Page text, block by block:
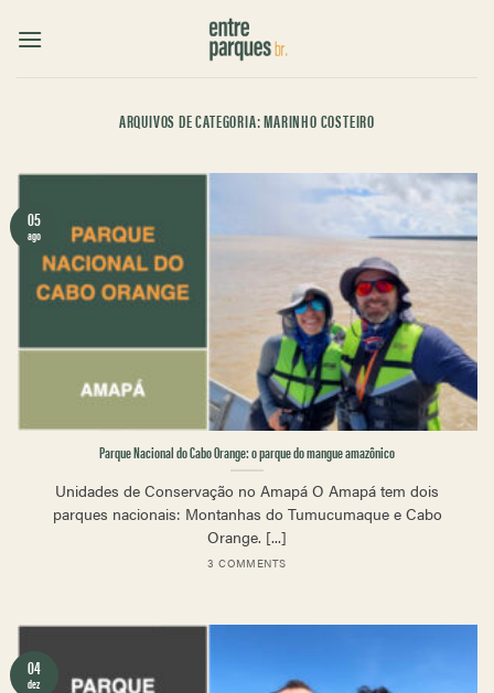
ARQUIVOS DE CATEGORIA:MARINHO COSTEIRO
Parque Nacional do Cabo Orange: o parque do mangue amazônico
Unidades de Conservação no Amapá O Amapá tem dois
parques nacionais: Montanhas do Tumucumaque e Cabo
Orange. [...]
3 COMMENTS
05
ago
04
dez